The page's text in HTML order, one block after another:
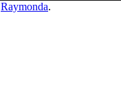
Raymonda.